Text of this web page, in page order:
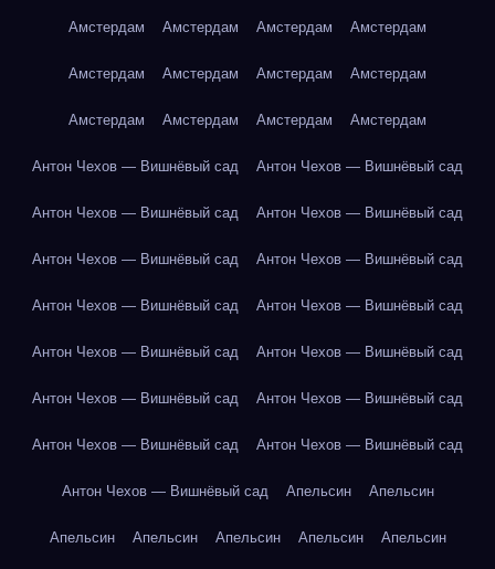
Амстердам Амстердам Амстердам Амстердам
Амстердам Амстердам Амстердам Амстердам
Амстердам Амстердам Амстердам Амстердам
Антон Чехов — Вишнёвый сад Антон Чехов — Вишнёвый сад
Антон Чехов — Вишнёвый сад Антон Чехов — Вишнёвый сад
Антон Чехов — Вишнёвый сад Антон Чехов — Вишнёвый сад
Антон Чехов — Вишнёвый сад Антон Чехов — Вишнёвый сад
Антон Чехов — Вишнёвый сад Антон Чехов — Вишнёвый сад
Антон Чехов — Вишнёвый сад Антон Чехов — Вишнёвый сад
Антон Чехов — Вишнёвый сад Антон Чехов — Вишнёвый сад
Антон Чехов — Вишнёвый сад Апельсин Апельсин
Апельсин Апельсин Апельсин Апельсин Апельсин